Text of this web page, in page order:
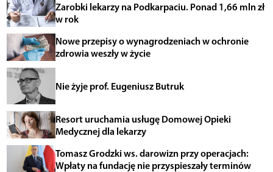
Zarobki lekarzy na Podkarpaciu. Ponad 1,66 mln zł
w rok
Nowe przepisy o wynagrodzeniach w ochronie
zdrowia weszły w życie
Nie żyje prof. Eugeniusz Butruk
Resort uruchamia usługę Domowej Opieki
Medycznej dla lekarzy
Tomasz Grodzki ws. darowizn przy operacjach:
Wpłaty na fundację nie przyspieszały terminów